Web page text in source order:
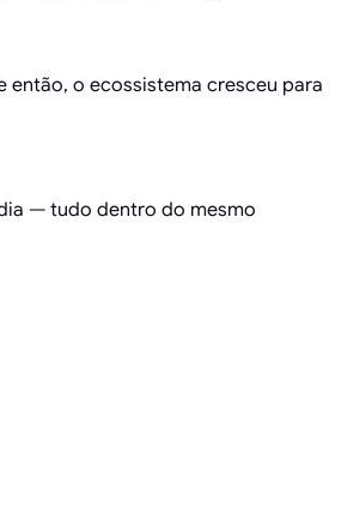
então, o ecossistema cresceu para
— tudo dentro do mesmo